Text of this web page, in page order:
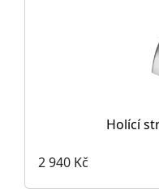
Holící
2 940 Kč